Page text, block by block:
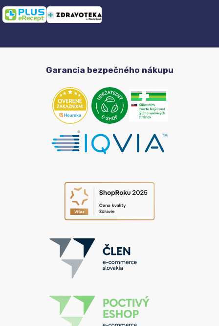
Garancia bezpečného nákupu